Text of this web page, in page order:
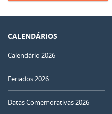
CALENDÁRIOS
Calendário 2026
Feriados 2026
Datas Comemorativas 2026